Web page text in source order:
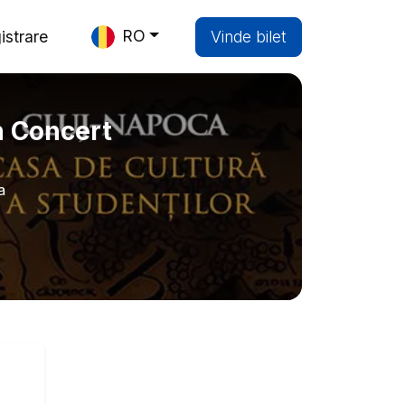
RO Vinde bilet
Concert